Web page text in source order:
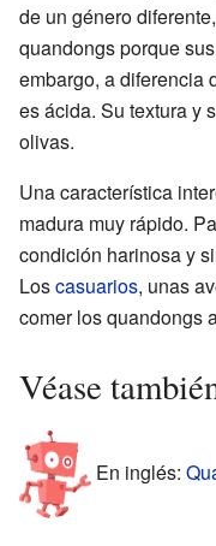
de un género
quandongs porque
embargo, a diferencia
es ácida. Su textura y
olivas.
Una característica
madura muy rápido.
condición harinosa y
Loscasuarios, unas
comer los quandongs
Véase
En inglés: